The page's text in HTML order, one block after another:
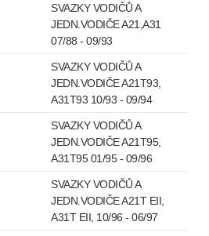
SVAZKY VODIČŮ A
JEDN.VODIČE A21,A31
07/88 - 09/93
SVAZKY VODIČŮ A
JEDN.VODIČE A21T93,
A31T93 10/93 - 09/94
SVAZKY VODIČŮ A
JEDN.VODIČE A21T95,
A31T95 01/95 - 09/96
SVAZKY VODIČŮ A
JEDN.VODIČE A21T EII,
A31T EII, 10/96 - 06/97